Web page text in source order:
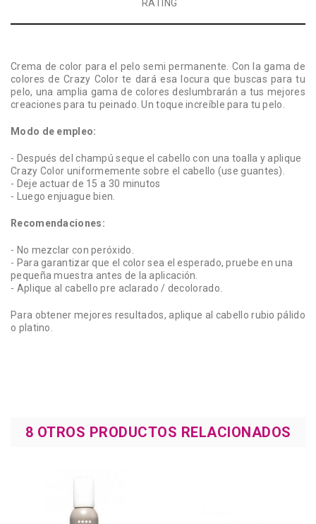
RATING
Crema de color para el pelo semi permanente. Con la gama de
colores de Crazy Color te dará esa locura que buscas para tu
pelo, una amplia gama de colores deslumbrarán a tus mejores
creaciones para tu peinado. Un toque increíble para tu pelo.
Modo de empleo:
- Después del champú seque el cabello con una toalla y aplique
Crazy Color uniformemente sobre el cabello (use guantes).
- Deje actuar de 15 a 30 minutos
- Luego enjuague bien.
Recomendaciones:
- No mezclar con peróxido.
- Para garantizar que el color sea el esperado, pruebe en una
pequeña muestra antes de la aplicación.
- Aplique al cabello pre aclarado / decolorado.
Para obtener mejores resultados, aplique al cabello rubio pálido
o platino.
8 OTROS PRODUCTOS RELACIONADOS